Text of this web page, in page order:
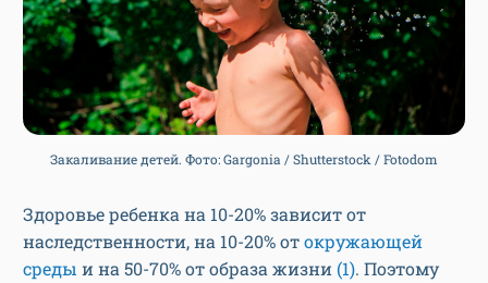
Закаливание детей. Фото: Gargonia / Shutterstock / Fotodom
Здоровье ребенка на 10-20% зависит от
наследственности, на 10-20% отокружающей
среды и на 50-70% от образа жизни (1). Поэтому